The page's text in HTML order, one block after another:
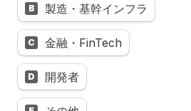
B 製造・基幹インフラ
C 金融・FinTech
D 開発者